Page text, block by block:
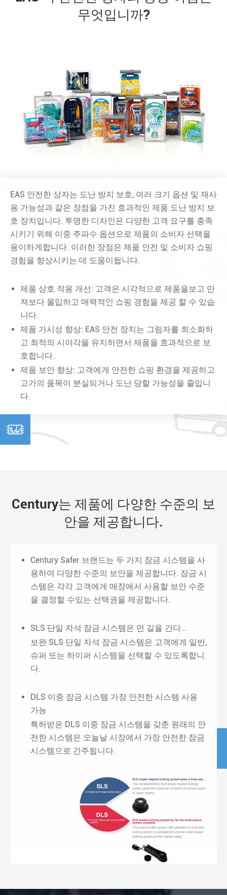
무엇입니까?
EAS 안전한 상자는 도난 방지 보호, 여러 크기 옵션 및 재사
용 가능성과 같은 장점을 가진 효과적인 제품 도난 방지 보
호 장치입니다. 투명한 디자인은 다양한 고객 요구를 충족
시키기 위해 이중 주파수 옵션으로 제품의 소비자 선택을
용이하게합니다. 이러한 장점은 제품 안전 및 소비자 쇼핑
경험을 향상시키는 데 도움이됩니다.
제품 상호 작용 개선: 고객은 시각적으로 제품을보고 만
져보다 몰입하고 매력적인 쇼핑 경험을 제공 할 수 있습
니다.
제품 가시성 향상: EAS 안전 장치는 그림자를 최소화하
고 최적의 시야각을 유지하면서 제품을 효과적으로 보
호합니다.
제품 보안 향상: 고객에게 안전한 쇼핑 환경을 제공하고
고가의 품목이 분실되거나 도난 당할 가능성을 줄입니
다.

Century는 제품에 다양한 수준의 보
안을 제공합니다.
Century Safer 브랜드는 두 가지 잠금 시스템을 사
용하여 다양한 수준의 보안을 제공합니다. 잠금 시
스템은 각각 고객에게 매장에서 사용할 보안 수준
을 결정할 수있는 선택권을 제공합니다.
SLS 단일 자석 잠금 시스템은 먼 길을 간다...
보완 SLS 단일 자석 잠금 시스템은 고객에게 일반,
슈퍼 또는 하이퍼 시스템을 선택할 수 있도록합니
다.
DLS 이중 잠금 시스템 가장 안전한 시스템 사용
가능
특허받은 DLS 이중 잠금 시스템을 갖춘 원래의 안
전한 시스템은 오늘날 시장에서 가장 안전한 잠금
시스템으로 간주됩니다.